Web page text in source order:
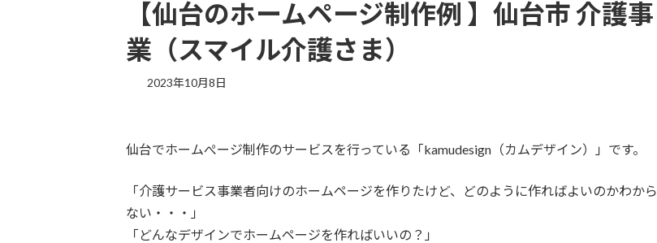
【仙台のホームページ制作例 】仙台市 介護事
業（スマイル介護さま）
2023年10月8日
仙台でホームぺージ制作のサービスを行っている「kamudesign（カムデザイン）」です。
「介護サービス事業者向けのホームページを作りたけど、どのように作ればよいのかわから
ない・・・」
「どんなデザインでホームページを作ればいいの？」